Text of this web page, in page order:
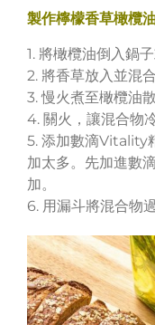
製作檸檬香草橄欖
1. 將橄欖油倒入鍋
2. 將香草放入並混合
3. 慢火煮至橄欖油
4. 關火，讓混合物冷
5. 添加數滴Vitality
加太多。先加進數
加。
6. 用漏斗將混合物